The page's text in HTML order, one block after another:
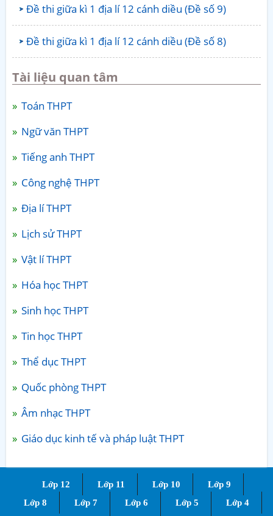
Đề thi giữa kì 1 địa lí 12 cánh diều (Đề số 9)
Đề thi giữa kì 1 địa lí 12 cánh diều (Đề số 8)
Tài liệu quan tâm
Toán THPT
Ngữ văn THPT
Tiếng anh THPT
Công nghệ THPT
Địa lí THPT
Lịch sử THPT
Vật lí THPT
Hóa học THPT
Sinh học THPT
Tin học THPT
Thể dục THPT
Quốc phòng THPT
Âm nhạc THPT
Giáo dục kinh tế và pháp luật THPT
Lớp 12 Lớp 11 Lớp 10
Lớp 9
Lớp 8
Lớp 7 Lớp 6 Lớp 5 Lớp 4